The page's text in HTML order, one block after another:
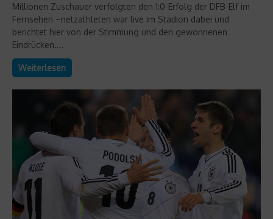
Millionen Zuschauer verfolgten den 1:0-Erfolg der DFB-Elf im
Fernsehen –netzathleten war live im Stadion dabei und
berichtet hier von der Stimmung und den gewonnenen
Eindrücken....
Weiterlesen